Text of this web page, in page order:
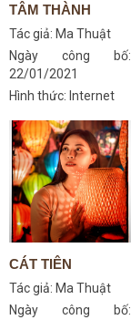
TÂM THÀNH
Tác giả: Ma Thuật
Ngày công bố:
22/01/2021
Hình thức: Internet
CÁT TIÊN
Tác giả: Ma Thuật
Ngày công bố: